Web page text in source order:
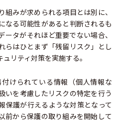
みが求められる項目とは別に、
なる可能性があると判断されるも
タがそれほど重要でない場合、
らはひとまず「残留リスク」とし
リティ対策を実施する。
けられている情報（個人情報な
いを考慮したリスクの特定を行う
保護が行えるような対策となって
前から保護の取り組みを開始して